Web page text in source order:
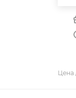
Цена